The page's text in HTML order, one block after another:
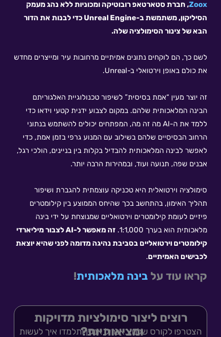
Zoox, חברת סטארטאפ רובוטיקה ומכוניות ללא נהג מעמק
הסיליקון, משתמשת ב-Unreal Engine כדי לבנות את הדור
הבא של צינור הסימולציה שלה.
לשם כך, הם לוקחים נתונים אמיתיים מרחובות עיר ומייצרים מחדש
את כולם באופן וירטואלי ב-Unreal.
זה יוצר מעין “אמת בסיסית” לשיפור טכנולוגיית האלגוריתם
הבינה המלאכותית שלהם. במקום לצבוע ידנית קטעי וידאו כדי
ללמד את ה-AI מה זה מה, המפתחים יכולים להשתמש בנתוני
הרחוב הבסיסיים שלהם בשילוב עם המנוע גרפי בזמן אמת, כדי
לאפשר לבינה המלאכותית להבדיל בקלות בין בניינים, הולכי רגל,
אבנים שפה, תנועה ועוד, ובמהירות הרבה יותר.
סימולציה וירטואלית היא טכניקה עוצמתית להגברת ושיפור
תהליך האימון, בהתחשב בכך שהיחס הממוצע בין קילומטרים
פיזיים לעומת קילומטרים וירטואליים שמנוצחת על ידי בינה
מלאכותית הוא בערך 1:1,000.
זה מאפשר ל-AI לצבור מיליארדי
קילומטרים וירטואליים בסביבת נהיגה מדומה לפני שהיא יוצאת
לכבישים האמיתיים.
קראו עוד על בינה מלאכותית!
רוצים ליצור סימולציות מדויקות
ומציאותיות?
הצטרפו לקורס שלנו באנריל אנגין ותלמדו איך לעשות